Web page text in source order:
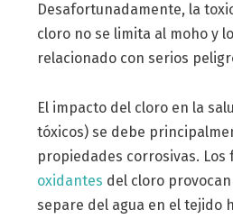
Desafortunadamente, la
cloro no se limita al moho y
relacionado con serios
El impacto del cloro en la
tóxicos) se debe
propiedades corrosivas. Los
oxidantes del cloro
separe del agua en el tejido